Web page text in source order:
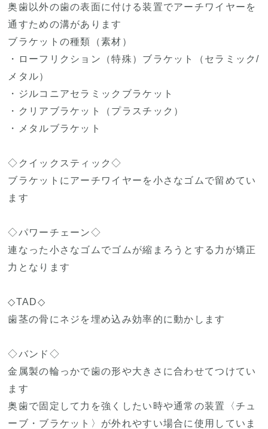
奥歯以外の歯の表面に付ける装置でアーチワイヤーを
通すための溝があります
ブラケットの種類（素材）
・ローフリクション（特殊）ブラケット（セラミック/
メタル）
・ジルコニアセラミックブラケット
・クリアブラケット（プラスチック）
・メタルブラケット
◇クイックスティック◇
ブラケットにアーチワイヤーを小さなゴムで留めてい
ます
◇パワーチェーン◇
連なった小さなゴムでゴムが縮まろうとする力が矯正
力となります
◇TAD◇
歯茎の骨にネジを埋め込み効率的に動かします
◇バンド◇
金属製の輪っかで歯の形や大きさに合わせてつけてい
ます
奥歯で固定して力を強くしたい時や通常の装置〈チュ
ーブ・ブラケット〉が外れやすい場合に使用していま